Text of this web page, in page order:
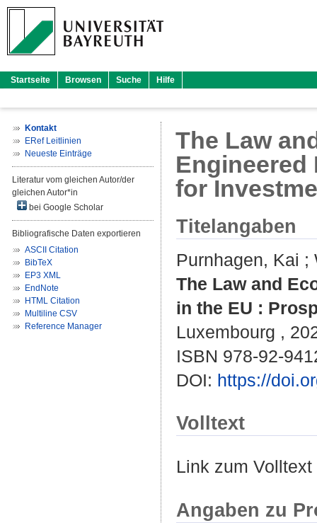
Startseite Browsen Suche Hilfe
Kontakt
ERef Leitlinien
Neueste Einträge
Literatur vom gleichen Autor/der
gleichen Autor*in
bei Google Scholar
Bibliografische Daten exportieren
ASCII Citation
BibTeX
EP3 XML
EndNote
HTML Citation
Multiline CSV
Reference Manager
The Law
Engineered
for
Titelangaben
Purnhagen, Kai ;
The Law and
in the EU :
Luxembourg ,
ISBN 978-92-
DOI: https://
Volltext
Link zum
Angaben zu